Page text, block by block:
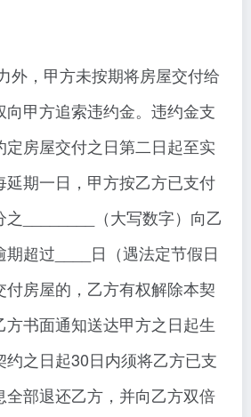
外，甲方未按期将房屋交付给
向甲方追索违约金。违约金支
房屋交付之日第二日起至实
延期一日，甲方按乙方已支付
之________（大写数字）向乙
超过____日（遇法定节假日
付房屋的，乙方有权解除本契
书面通知送达甲方之日起生
之日起30日内须将乙方已支
全部退还乙方，并向乙方双倍